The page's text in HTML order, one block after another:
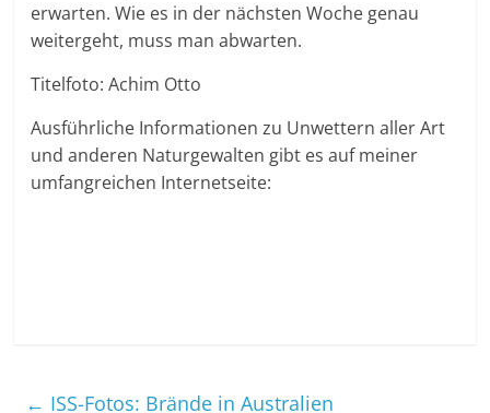
erwarten. Wie es in der nächsten Woche genau
weitergeht, muss man abwarten.
Titelfoto: Achim Otto
Ausführliche Informationen zu Unwettern aller Art
und anderen Naturgewalten gibt es auf meiner
umfangreichen Internetseite:
← ISS-Fotos: Brände in Australien